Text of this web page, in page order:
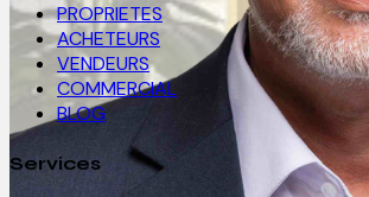
PROPRIETES
ACHETEURS
VENDEURS
COMMERCIAL
BLOG
Services